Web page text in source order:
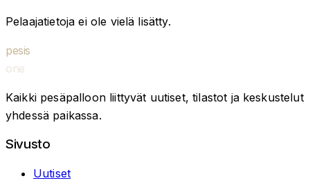
Pelaajatietoja ei ole vielä lisätty.
pesis
one
Kaikki pesäpalloon liittyvät uutiset, tilastot ja keskustelut
yhdessä paikassa.
Sivusto
Uutiset